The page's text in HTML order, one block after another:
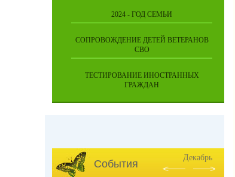
2024 - ГОД СЕМЬИ
СОПРОВОЖДЕНИЕ ДЕТЕЙ ВЕТЕРАНОВ
СВО
ТЕСТИРОВАНИЕ ИНОСТРАННЫХ
ГРАЖДАН
События
Декабрь